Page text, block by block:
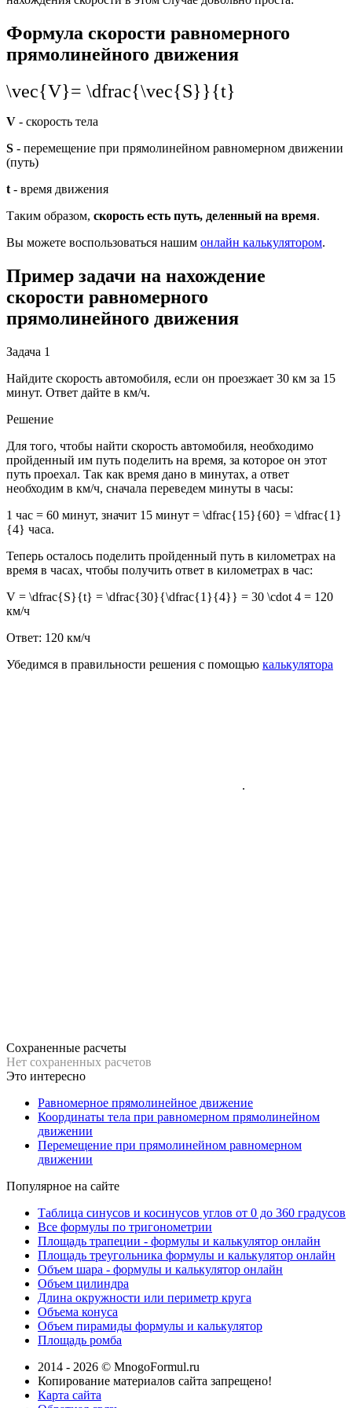
Формула скорости равномерного
прямолинейного движения
\vec{V}= \dfrac{\vec{S}}{t}
V - скорость тела
S - перемещение при прямолинейном равномерном движении
(путь)
t - время движения
Таким образом, скорость есть путь, деленный на время.
Вы можете воспользоваться нашим онлайн калькулятором.
Пример задачи на нахождение
скорости равномерного
прямолинейного движения
Задача 1
Найдите скорость автомобиля, если он проезжает 30 км за 15
минут. Ответ дайте в км/ч.
Решение
Для того, чтобы найти скорость автомобиля, необходимо
пройденный им путь поделить на время, за которое он этот
путь проехал. Так как время дано в минутах, а ответ
необходим в км/ч, сначала переведем минуты в часы:
1 час = 60 минут, значит 15 минут = \dfrac{15}{60} = \dfrac{1}
{4} часа.
Теперь осталось поделить пройденный путь в километрах на
время в часах, чтобы получить ответ в километрах в час:
V = \dfrac{S}{t} = \dfrac{30}{\dfrac{1}{4}} = 30 \cdot 4 = 120
км/ч
Ответ: 120 км/ч
Убедимся в правильности решения с помощью калькулятора
.
Сохраненные расчеты
Нет сохраненных расчетов
Это интересно
Равномерное прямолинейное движение
Координаты тела при равномерном прямолинейном
движении
Перемещение при прямолинейном равномерном
движении
Популярное на сайте
Таблица синусов и косинусов углов от 0 до 360 градусов
Все формулы по тригонометрии
Площадь трапеции - формулы и калькулятор онлайн
Площадь треугольника формулы и калькулятор онлайн
Объем шара - формулы и калькулятор онлайн
Объем цилиндра
Длина окружности или периметр круга
Объема конуса
Объем пирамиды формулы и калькулятор
Площадь ромба
2014 - 2026 © MnogoFormul.ru
Копирование материалов сайта запрещено!
Карта сайта